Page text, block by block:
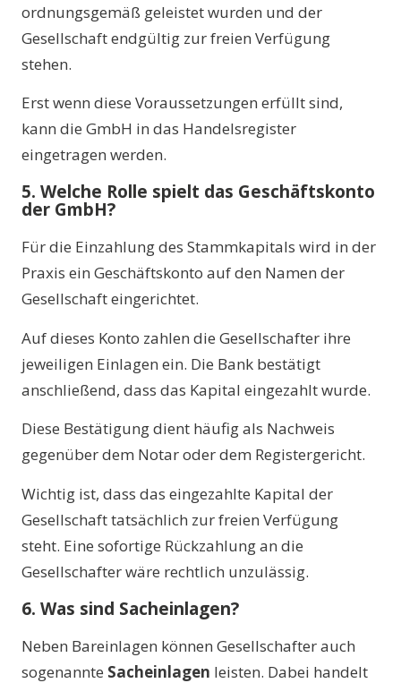
ordnungsgemäß geleistet wurden und der
Gesellschaft endgültig zur freien Verfügung
stehen.
Erst wenn diese Voraussetzungen erfüllt sind,
kann die GmbH in das Handelsregister
eingetragen werden.
5. Welche Rolle spielt das Geschäftskonto
der GmbH?
Für die Einzahlung des Stammkapitals wird in der
Praxis ein Geschäftskonto auf den Namen der
Gesellschaft eingerichtet.
Auf dieses Konto zahlen die Gesellschafter ihre
jeweiligen Einlagen ein. Die Bank bestätigt
anschließend, dass das Kapital eingezahlt wurde.
Diese Bestätigung dient häufig als Nachweis
gegenüber dem Notar oder dem Registergericht.
Wichtig ist, dass das eingezahlte Kapital der
Gesellschaft tatsächlich zur freien Verfügung
steht. Eine sofortige Rückzahlung an die
Gesellschafter wäre rechtlich unzulässig.
6. Was sind Sacheinlagen?
Neben Bareinlagen können Gesellschafter auch
sogenannte Sacheinlagen leisten. Dabei handelt